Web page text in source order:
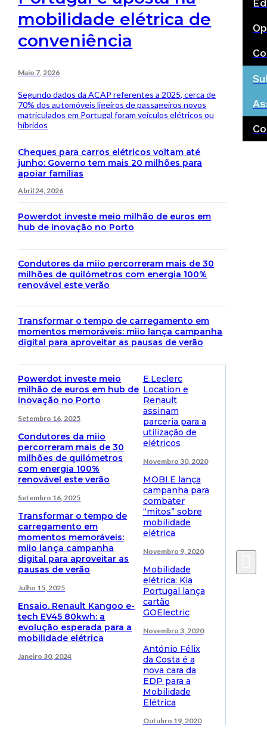
mobilidade elétrica de
conveniência
Maio 7, 2026
Segundo dados da ACAP referentes a 2025, cerca de
70% dos automóveis ligeiros de passageiros novos
matriculados em Portugal foram veículos elétricos ou
híbridos
Cheques para carros elétricos voltam até
junho: Governo tem mais 20 milhões para
apoiar famílias
Abril 24, 2026
Powerdot investe meio milhão de euros em
hub de inovação no Porto
Condutores da miio percorreram mais de 30
milhões de quilómetros com energia 100%
renovável este verão
Transformar o tempo de carregamento em
momentos memoráveis: miio lança campanha
digital para aproveitar as pausas de verão
Powerdot investe meio
milhão de euros em hub de
inovação no Porto
Setembro 16, 2025
Condutores da miio
percorreram mais de 30
milhões de quilómetros
com energia 100%
renovável este verão
Setembro 16, 2025
Transformar o tempo de
carregamento em
momentos memoráveis:
miio lança campanha
digital para aproveitar as
pausas de verão
Julho 15, 2025
Ensaio. Renault Kangoo e-
tech EV45 80kwh: a
evolução esperada para a
mobilidade elétrica
Janeiro 30, 2024
E.Leclerc
Location e
Renault
assinam
parceria para a
utilização de
elétricos
Novembro 30, 2020
MOBI.E lança
campanha para
combater
“mitos” sobre
mobilidade
elétrica
Novembro 9, 2020
Mobilidade
elétrica: Kia
Portugal lança
cartão
GOElectric
Novembro 3, 2020
António Félix
da Costa é a
nova cara da
EDP para a
Mobilidade
Elétrica
Outubro 19, 2020